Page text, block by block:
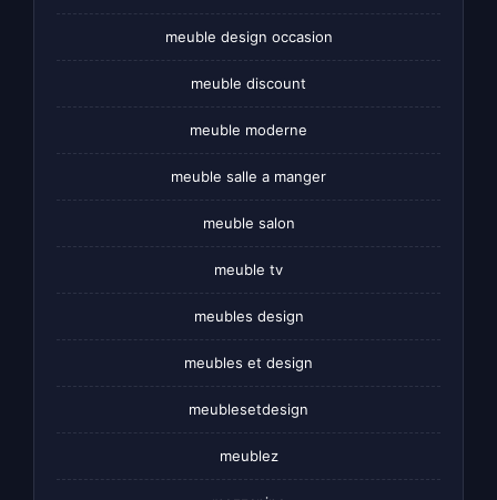
meuble design occasion
meuble discount
meuble moderne
meuble salle a manger
meuble salon
meuble tv
meubles design
meubles et design
meublesetdesign
meublez